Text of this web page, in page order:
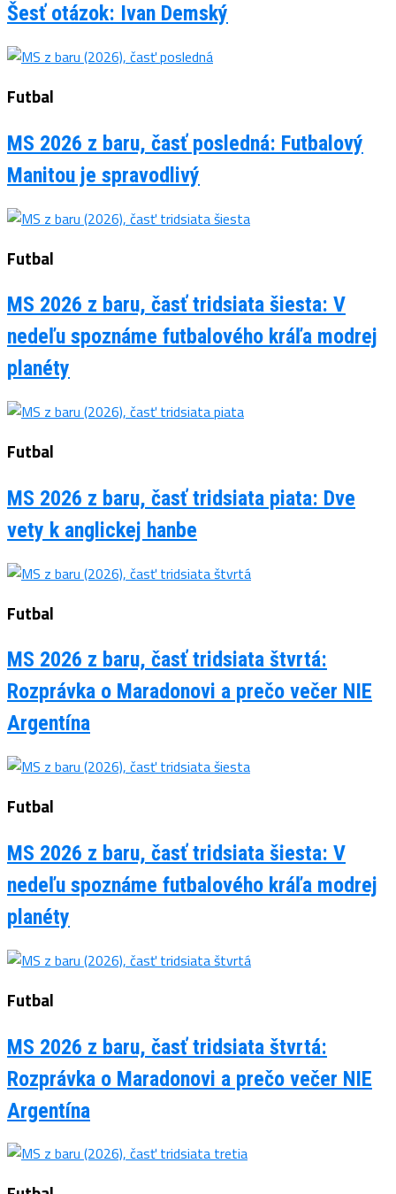
Šesť otázok: Ivan Demský
Futbal
MS 2026 z baru, časť posledná: Futbalový
Manitou je spravodlivý
Futbal
MS 2026 z baru, časť tridsiata šiesta: V
nedeľu spoznáme futbalového kráľa modrej
planéty
Futbal
MS 2026 z baru, časť tridsiata piata: Dve
vety k anglickej hanbe
Futbal
MS 2026 z baru, časť tridsiata štvrtá:
Rozprávka o Maradonovi a prečo večer NIE
Argentína
Futbal
MS 2026 z baru, časť tridsiata šiesta: V
nedeľu spoznáme futbalového kráľa modrej
planéty
Futbal
MS 2026 z baru, časť tridsiata štvrtá:
Rozprávka o Maradonovi a prečo večer NIE
Argentína